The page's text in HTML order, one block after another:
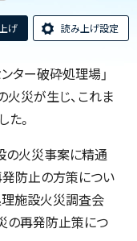
げ 読み上げ設定
ター破砕処理場」
災が生じ、これま
。
の火災事案に精通
防止の方策につい
理施設火災調査会
の再発防止策につ